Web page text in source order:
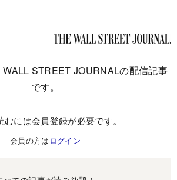
WALL STREET JOURNALの配信記事
です。
むには会員登録が必要です。
会員の方は ログイン